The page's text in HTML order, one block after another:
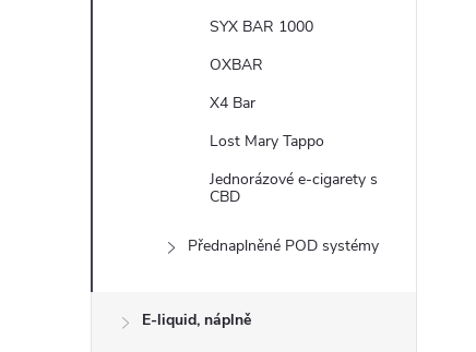
SYX BAR 1000
OXBAR
X4 Bar
Lost Mary Tappo
Jednorázové e-cigarety s
CBD
Přednaplněné POD systémy
E-liquid, náplně